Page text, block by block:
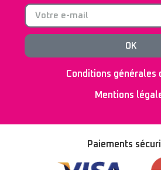
OK
Conditions générales
Mentions
Paiements